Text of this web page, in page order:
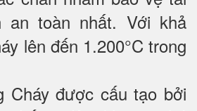
an toàn nhất. Với khả
lên đến 1.200°C trong
Cháy được cấu tạo bởi